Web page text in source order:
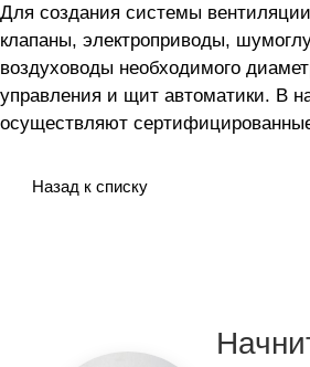
Для создания системы
клапаны, электроприводы,
воздуховоды необходимого
управления и щит автоматики. В
осуществляют
Назад к списку